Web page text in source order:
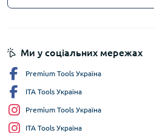
Ми у соціальних мережах
Premium Tools Україна
ITA Tools Україна
Premium Tools Україна
ITA Tools Україна